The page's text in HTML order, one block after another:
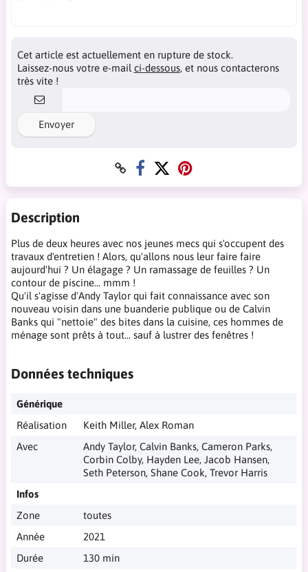
Cet article est actuellement en rupture de stock.
Laissez-nous votre e-mail ci-dessous, et nous contacterons
très vite !
Envoyer
Description
Plus de deux heures avec nos jeunes mecs qui s'occupent des
travaux d'entretien ! Alors, qu'allons nous leur faire faire
aujourd'hui ? Un élagage ? Un ramassage de feuilles ? Un
contour de piscine... mmm !
Qu'il s'agisse d'Andy Taylor qui fait connaissance avec son
nouveau voisin dans une buanderie publique ou de Calvin
Banks qui "nettoie" des bites dans la cuisine, ces hommes de
ménage sont prêts à tout... sauf à lustrer des fenêtres !
Données techniques
Générique
Réalisation
Keith Miller, Alex Roman
Avec
Andy Taylor, Calvin Banks, Cameron Parks,
Corbin Colby, Hayden Lee, Jacob Hansen,
Seth Peterson, Shane Cook, Trevor Harris
Infos
Zone
toutes
Année
2021
Durée
130 min